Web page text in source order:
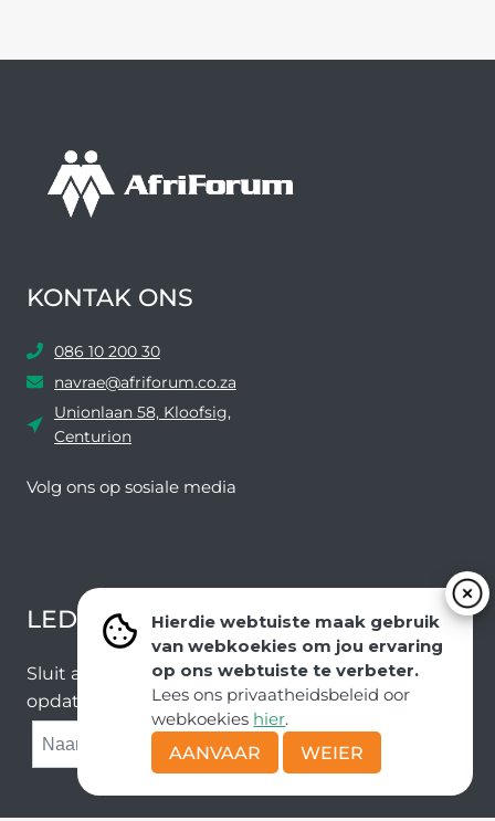
Hierdie webtuiste maak gebruik
van webkoekies om jou ervaring
op ons webtuiste te verbeter.
Lees ons privaatheidsbeleid oor
webkoekies hier.
AANVAAR
WEIER
KONTAK ONS
086 10 200 30
navrae@afriforum.co.za
Unionlaan 58, Kloofsig,
Centurion
Volg ons ​​op sosiale media
LEDEVOORDELE NUUSBRIEF
Sluit aan by ons e-poslys om die nuutste nuus en
opdaterings van ons span te ontvang.